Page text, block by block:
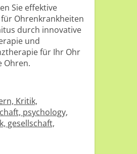
Sie effektive
Ohrenkrankheiten
durch innovative
und
für Ihr Ohr
Ohren.